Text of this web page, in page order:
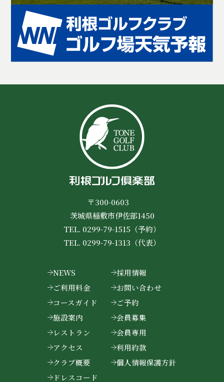
〒300-0603
茨城県稲敷市伊佐部1450
TEL. 0299-79-1515（予約）
TEL. 0299-79-1313（代表）
NEWS
ご利用料金
コースガイド
施設案内
レストラン
アクセス
クラブ概要
ドレスコード
採用情報
お問い合わせ
ご予約
会員募集
会員専用
利用約款
個人情報保護方針